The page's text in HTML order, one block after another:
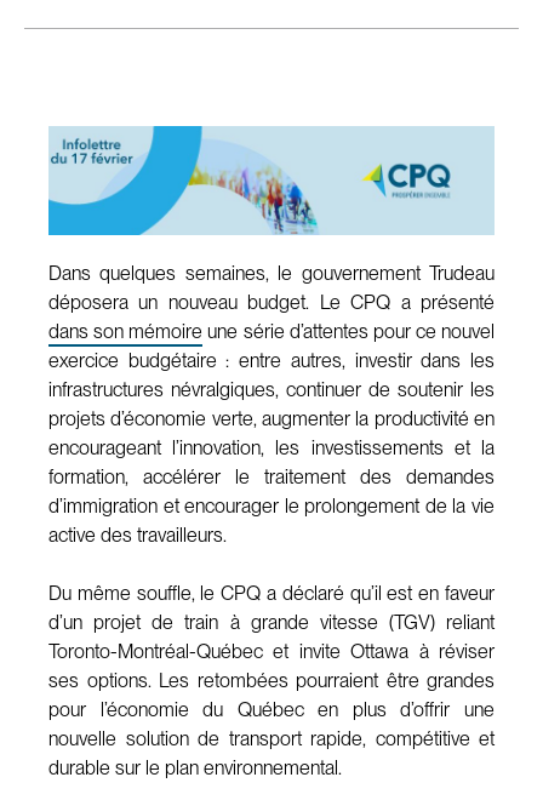
Dans quelques semaines, le gouvernement Trudeau
déposera un nouveau budget. Le CPQ a présenté
dans son mémoire une série d’attentes pour ce nouvel
exercice budgétaire : entre autres, investir dans les
infrastructures névralgiques, continuer de soutenir les
projets d’économie verte, augmenter la productivité en
encourageant l’innovation, les investissements et la
formation, accélérer le traitement des demandes
d’immigration et encourager le prolongement de la vie
active des travailleurs.
Du même souffle, le CPQ a déclaré qu’il est en faveur
d’un projet de train à grande vitesse (TGV) reliant
Toronto-Montréal-Québec et invite Ottawa à réviser
ses options. Les retombées pourraient être grandes
pour l’économie du Québec en plus d’offrir une
nouvelle solution de transport rapide, compétitive et
durable sur le plan environnemental.